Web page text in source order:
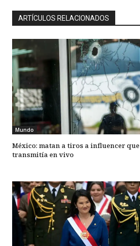
ARTÍCULOS RELACIONADOS
Mundo
México: matan a tiros a influencer que
transmitía en vivo